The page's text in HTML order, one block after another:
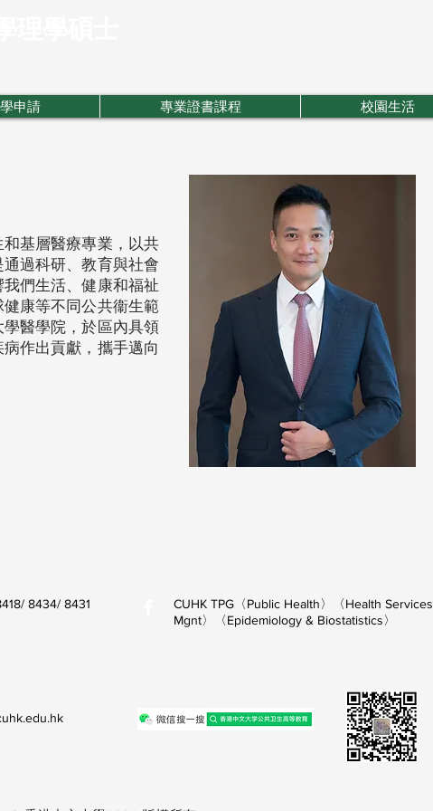
基層醫療專業，以共
過科研、教育與社會
們生活、健康和福祉
康等不同公共衞生範
醫學院，於區內具領
作出貢獻，攜手邁向
申請 專業證書課程 校園生活
8434/ 8431
CUHK TPG〈Public Health〉〈Health Services
Mgnt〉〈Epidemiology & Biostatistics〉